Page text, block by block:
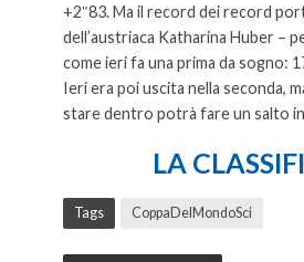
+2″83. Ma il record dei record
dell’austriaca Katharina Huber –
come ieri fa una prima da sogno:
Ieri era poi uscita nella seconda,
stare dentro potrà fare un salto
LA
Tags CoppaDelMondoSci